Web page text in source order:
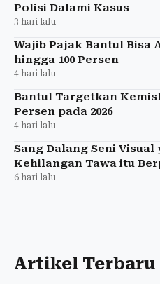
Polisi Dalami Kasus
3 hari lalu
Wajib Pajak Bantul Bisa
hingga 100 Persen
4 hari lalu
Bantul Targetkan
Persen pada 2026
4 hari lalu
Sang Dalang Seni Visual
Kehilangan Tawa itu
6 hari lalu
Artikel Terbaru